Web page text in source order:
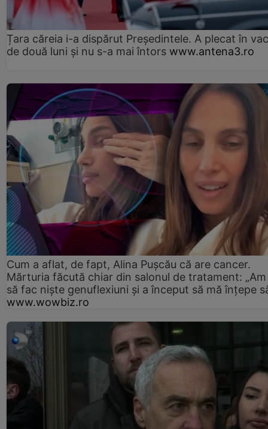
Țara căreia i-a dispărut Președintele. A plecat în
de două luni și nu s-a mai întors www.antena3.ro
Cum a aflat, de fapt, Alina Pușcău că are cancer.
Mărturia făcută chiar din salonul de tratament:
să fac niște genuflexiuni și a început să mă înțepe
www.wowbiz.ro